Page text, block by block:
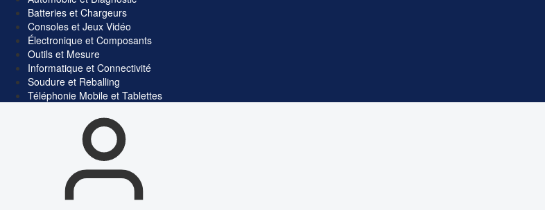
Batteries et Chargeurs
Consoles et Jeux Vidéo
Électronique et Composants
Outils et Mesure
Informatique et Connectivité
Soudure et Reballing
Téléphonie Mobile et Tablettes